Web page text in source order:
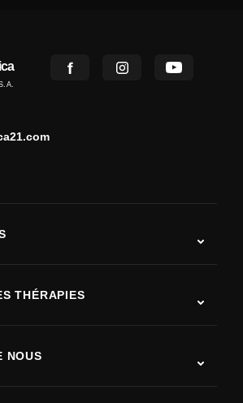
THÉRAPIES
NOUS